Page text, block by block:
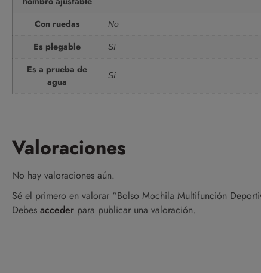
Con ruedas No
Es plegable Sí
Es a prueba de
agua
Sí
Valoraciones
No hay valoraciones aún.
Sé el primero en valorar “Bolso Mochila Multifunción
Debes acceder para publicar una valoración.